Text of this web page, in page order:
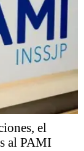
el
al PAMI